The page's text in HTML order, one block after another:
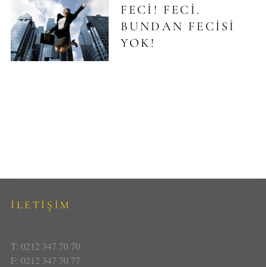
FECI! FECI.
BUNDAN FECISI
YOK!
İLETİŞİM
T: 0212 347 70 70
F: 0212 347 70 77